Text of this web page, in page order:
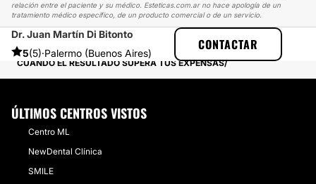
relación entre el paciente y su médico. Esteticas.com.ar no hace apología de un
tratamiento médico específico, de un producto comercial o de un servicio.
Dr. Juan Martín Di Bitonto
5(5)·Palermo (Buenos Aires)
CONTACTAR
ESTETICAS
EXPERIENCIAS
EXPERIENCIAS SOBRE REDUCCIÓN DE MAMAS
CUANDO EL RESULTADO SUPERA TUS EXPENSAS
ÚLTIMOS CENTROS VISTOS
Centro ML
NewDental Clínica
SMILE